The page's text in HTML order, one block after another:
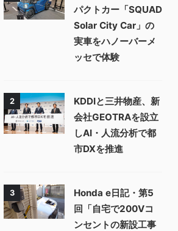
パクトカー「SQUAD
Solar City Car」の
実車をハノーバーメ
ッセで体験
2
KDDIと三井物産、新
会社GEOTRAを設立
しAI・人流分析で都
市DXを推進
3
Honda e日記・第5
回「自宅で200Vコ
ンセントの新設工事